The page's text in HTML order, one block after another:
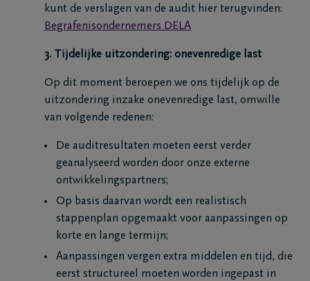
+32
31
60
kunt de verslagen van de audit hier terugvinden:
Begrafenisondernemers DELA
3. Tijdelijke uitzondering: onevenredige last
Op dit moment beroepen we ons tijdelijk op de
uitzondering inzake onevenredige last, omwille
van volgende redenen:
De auditresultaten moeten eerst verder
geanalyseerd worden door onze externe
ontwikkelingspartners;
Op basis daarvan wordt een realistisch
stappenplan opgemaakt voor aanpassingen op
korte en lange termijn;
Aanpassingen vergen extra middelen en tijd, die
eerst structureel moeten worden ingepast in